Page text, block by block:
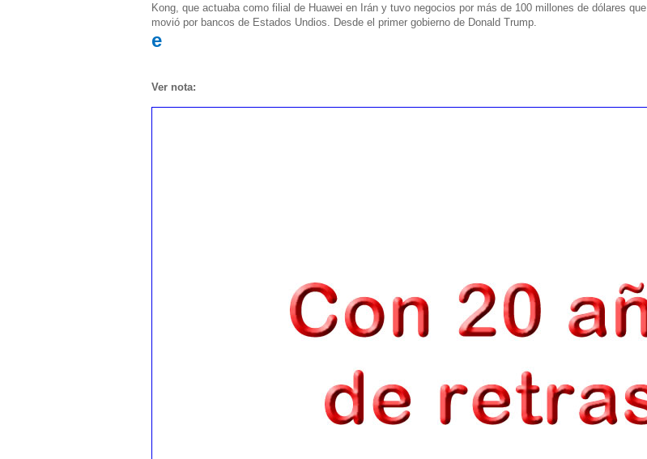
Kong, que actuaba como filial de Huawei en Irán y tuvo negocios por más de 100 millones de dólares que
movió por bancos de Estados Undios. Desde el primer gobierno de Donald Trump.
e
Ver nota: